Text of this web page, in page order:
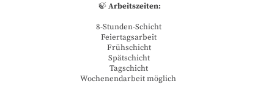
🍃Arbeitszeiten:
8-Stunden-Schicht
Feiertagsarbeit
Frühschicht
Spätschicht
Tagschicht
Wochenendarbeit möglich